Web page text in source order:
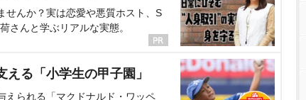
せんか？実は恋愛や悪質ホスト、S
さんと学ぶリアルな実態。
る「小学生の甲子園」
えられる「マクドナルド・ワッペ